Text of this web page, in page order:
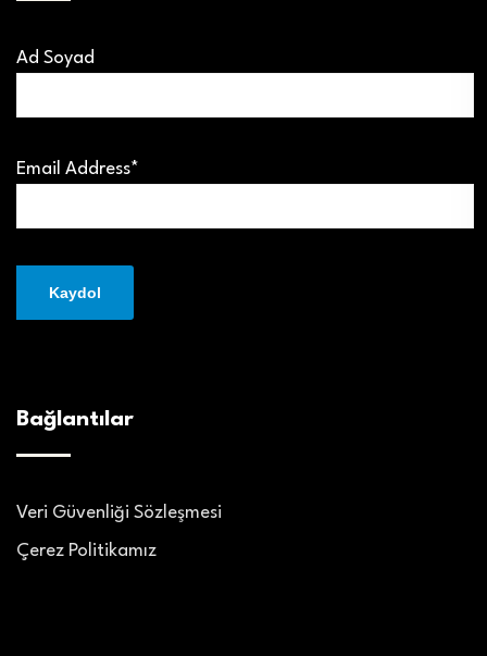
Ad Soyad
Email Address*
Bağlantılar
Veri Güvenliği Sözleşmesi
Çerez Politikamız